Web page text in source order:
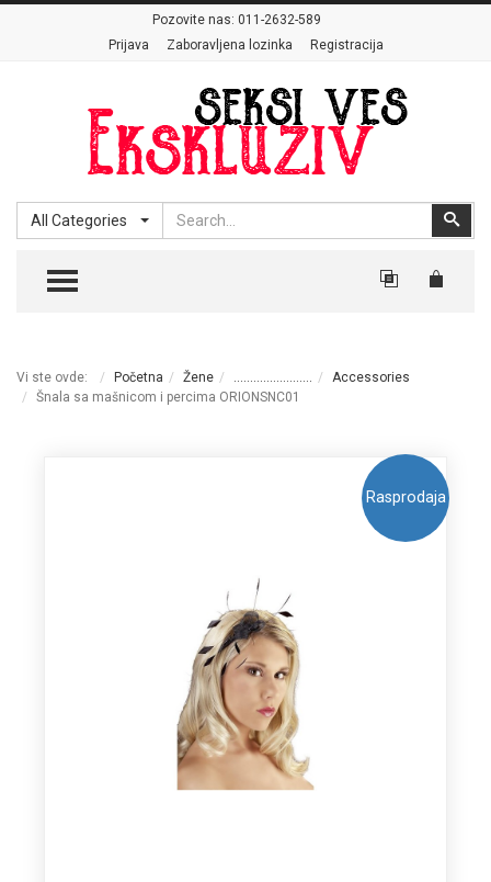
Pozovite nas: 011-2632-589
Prijava
Zaboravljena lozinka Registracija
All Categories
Search
TOGGLE MENU
Vi ste ovde: Početna Žene ........................
Accessories
Šnala sa mašnicom i percima ORIONSNC01
Rasprodaja